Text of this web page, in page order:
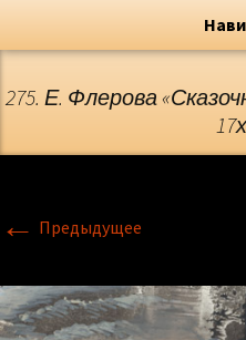
Флёрова
Художник,
275. Е. Флерова
← Предыдущее